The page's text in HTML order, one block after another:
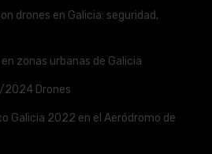
drones en Galicia: seguridad,
zonas urbanas de Galicia
2024 Drones
Galicia 2022 en el Aeródromo de